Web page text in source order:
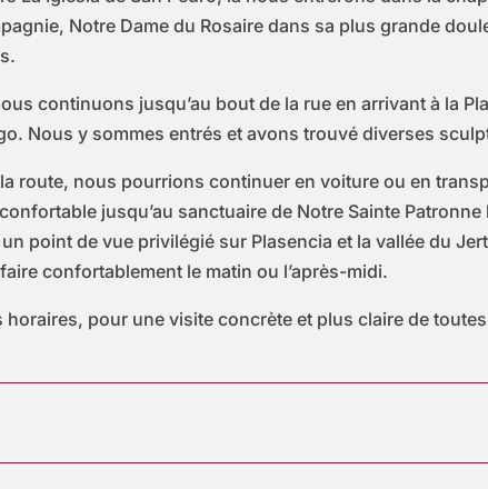
Notre Dame du Rosaire dans sa plus grande
continuons jusqu’au bout de la rue en arrivant à la
Nous y sommes entrés et avons trouvé diverses
route, nous pourrions continuer en voiture ou en
jusqu’au sanctuaire de Notre Sainte
point de vue privilégié sur Plasencia et la vallée du
confortablement le matin ou l’après-midi.
pour une visite concrète et plus claire de